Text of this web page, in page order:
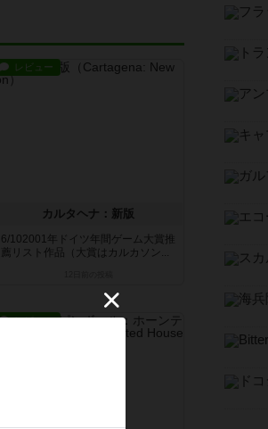
レビュー
カルタヘナ：新版
6/102001年ドイツ年間ゲーム大賞推
薦リスト作品（大賞はカルカソン...
レビュー